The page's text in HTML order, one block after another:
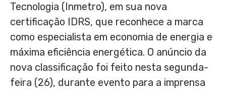
Tecnologia (Inmetro), em sua nova
certificação IDRS, que reconhece a marca
como especialista em economia de energia e
máxima eficiência energética. O anúncio da
nova classificação foi feito nesta segunda-
feira (26), durante evento para a imprensa